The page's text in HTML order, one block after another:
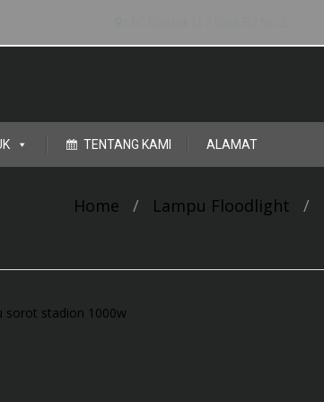
TENTANG KAMI ALAMAT
Home / Lampu Floodlight /